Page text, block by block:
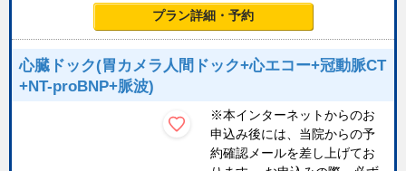
プラン詳細・予約
心臓ドック(胃カメラ人間ドック+心エコー+冠動脈CT
+NT-proBNP+脈波)
※本インターネットからのお
申込み後には、当院からの予
約確認メールを差し上げてお